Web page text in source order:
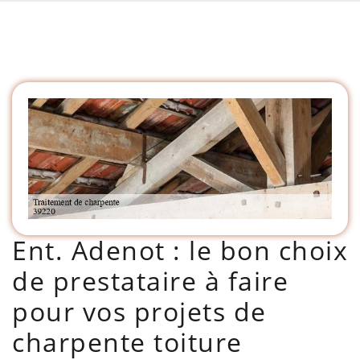
Ent. Adenot : le bon choix
de prestataire à faire
pour vos projets de
charpente toiture